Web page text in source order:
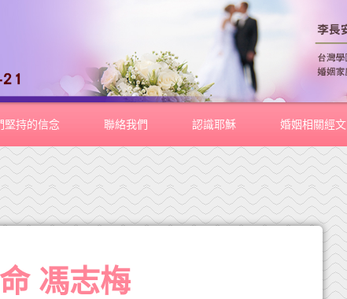
堅持的信念 聯絡我們 認識耶穌 婚姻相關經文
馮志梅